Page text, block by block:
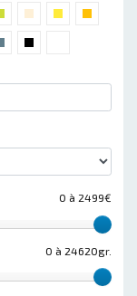
0 à 2499€
0 à 24620gr.